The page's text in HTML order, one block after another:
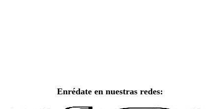
Enrédate en nuestras redes: